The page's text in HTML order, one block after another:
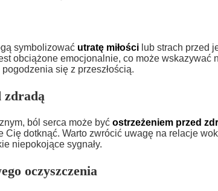
symbolizować utratę miłości lub strach przed
obciążone emocjonalnie, co może wskazywać
się z przeszłością.
zdradą
ból serca może być ostrzeżeniem przed
Cię dotknąć. Warto zwrócić uwagę na relacje
niepokojące sygnały.
oczyszczenia